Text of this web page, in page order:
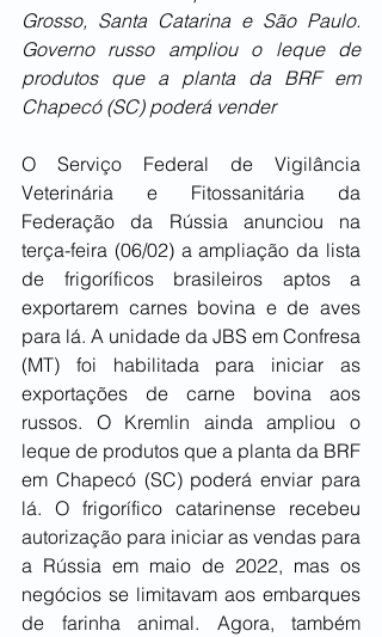
Grosso, Santa Catarina e São Paulo.
Governo russo ampliou o leque de
produtos que a planta da BRF em
Chapecó (SC) poderá vender
O Serviço Federal de Vigilância
Veterinária e Fitossanitária da
Federação da Rússia anunciou na
terça-feira (06/02) a ampliação da lista
de frigoríficos brasileiros aptos a
exportarem carnes bovina e de aves
para lá. A unidade da JBS em Confresa
(MT) foi habilitada para iniciar as
exportações de carne bovina aos
russos. O Kremlin ainda ampliou o
leque de produtos que a planta da BRF
em Chapecó (SC) poderá enviar para
lá. O frigorífico catarinense recebeu
autorização para iniciar as vendas para
a Rússia em maio de 2022, mas os
negócios se limitavam aos embarques
de farinha animal. Agora, também